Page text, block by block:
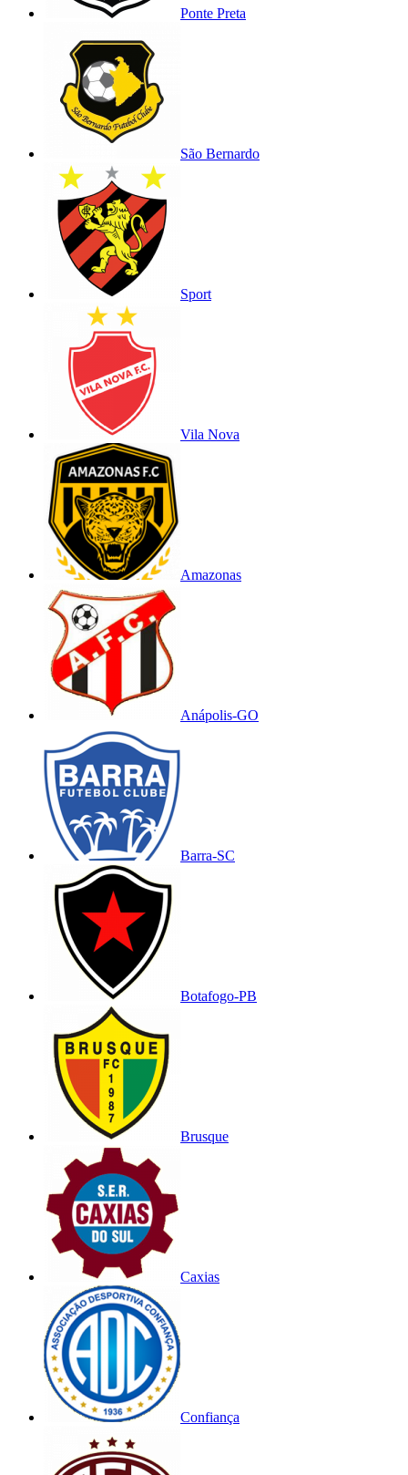
Ponte Preta
São Bernardo
Sport
Vila Nova
Amazonas
Anápolis-GO
Barra-SC
Botafogo-PB
Brusque
Caxias
Confiança